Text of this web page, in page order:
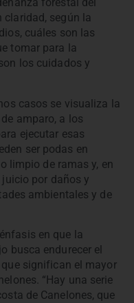
claridad, según la
cuáles son las
tomar para la
los cuidados y
casos se visualiza la
amparo, a los
ejecutar esas
ser podas en
limpio de ramas y, en
por daños y
ambientales y de
en que la
busca endurecer el
significan el mayor
“Hay una serie
de Canelones, que